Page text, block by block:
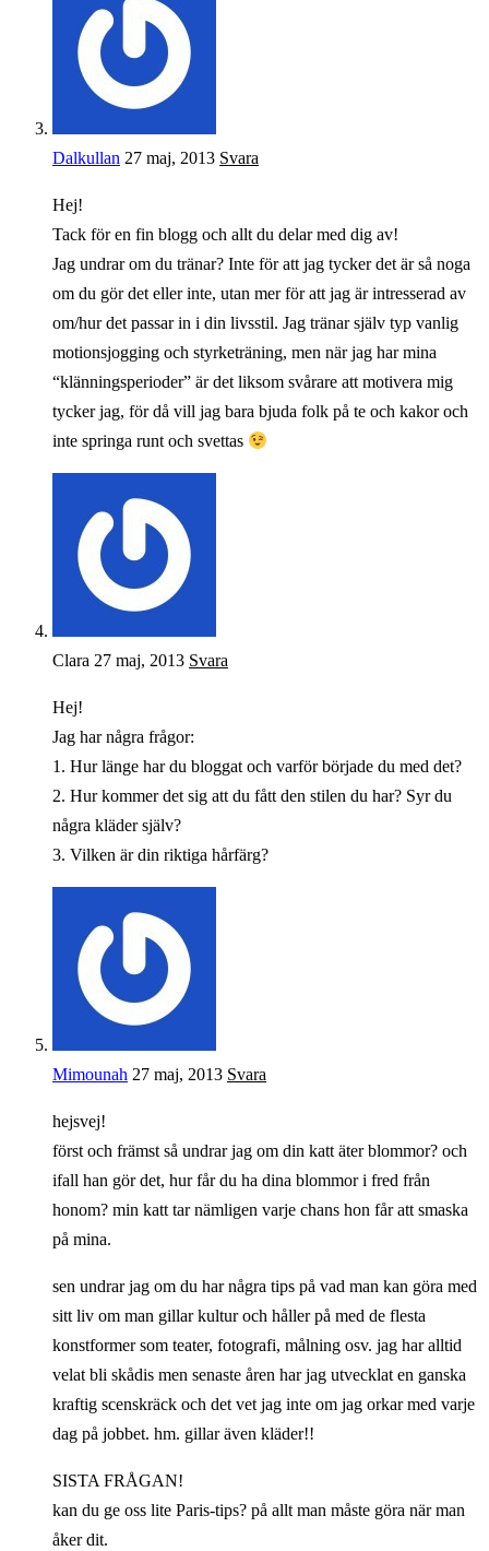
Dalkullan 27 maj, 2013 Svara
Hej!
Tack för en fin blogg och allt du delar med dig av!
Jag undrar om du tränar? Inte för att jag tycker det är så noga
om du gör det eller inte, utan mer för att jag är intresserad av
om/hur det passar in i din livsstil. Jag tränar själv typ vanlig
motionsjogging och styrketräning, men när jag har mina
“klänningsperioder” är det liksom svårare att motivera mig
tycker jag, för då vill jag bara bjuda folk på te och kakor och
inte springa runt och svettas
Clara 27 maj, 2013 Svara
Hej!
Jag har några frågor:
1. Hur länge har du bloggat och varför började du med det?
2. Hur kommer det sig att du fått den stilen du har? Syr du
några kläder själv?
3. Vilken är din riktiga hårfärg?
Mimounah 27 maj, 2013 Svara
hejsvej!
först och främst så undrar jag om din katt äter blommor? och
ifall han gör det, hur får du ha dina blommor i fred från
honom? min katt tar nämligen varje chans hon får att smaska
på mina.
sen undrar jag om du har några tips på vad man kan göra med
sitt liv om man gillar kultur och håller på med de flesta
konstformer som teater, fotografi, målning osv. jag har alltid
velat bli skådis men senaste åren har jag utvecklat en ganska
kraftig scenskräck och det vet jag inte om jag orkar med varje
dag på jobbet. hm. gillar även kläder!!
SISTA FRÅGAN!
kan du ge oss lite Paris-tips? på allt man måste göra när man
åker dit.